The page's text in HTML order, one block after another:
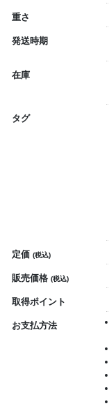
重さ
発送時期
在庫
タグ
定価 (税込)
販売価格 (税込)
取得ポイント
お支払方法